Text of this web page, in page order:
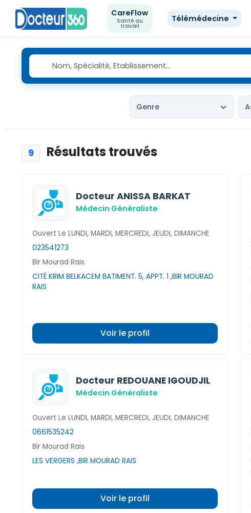
CareFlow
Santé au
travail
Télémédecine
9 Résultats trouvés
Docteur ANISSA BARKAT
Médecin Généraliste
Ouvert Le LUNDI, MARDI, MERCREDI, JEUDI, DIMANCHE
023541273
Bir Mourad Rais
CITÉ KRIM BELKACEM BATIMENT. 5, APPT. 1 ,BIR MOURAD
RAIS
Voir le profil
Docteur REDOUANE IGOUDJIL
Médecin Généraliste
Ouvert Le LUNDI, MARDI, MERCREDI, JEUDI, DIMANCHE
0661535242
Bir Mourad Rais
LES VERGERS ,BIR MOURAD RAIS
Voir le profil